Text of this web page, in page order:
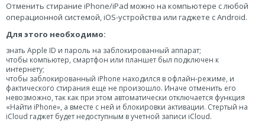
Отменить стирание iPhone/iPad можно на компьютере с любой
операционной системой, iOS-устройства или гаджете с Android.
Для этого необходимо:
знать Apple ID и пароль на заблокированный аппарат;
чтобы компьютер, смартфон или планшет был подключен к
интернету;
чтобы заблокированный iPhone находился в офлайн-режиме, и
фактического стирания еще не произошло. Иначе отменить его
невозможно, так как при этом автоматически отключается функция
«Найти iPhone», а вместе с ней и блокировки активации. Стертый на
iCloud гаджет будет недоступным в учетной записи iCloud.